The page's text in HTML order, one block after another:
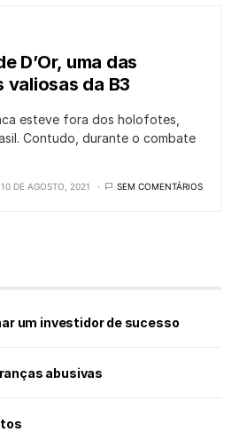
D’Or, uma das
valiosas da B3
esteve fora dos holofotes,
Contudo, durante o combate
10 DE AGOSTO, 2021 SEM COMENTÁRIOS
um investidor de sucesso
abusivas